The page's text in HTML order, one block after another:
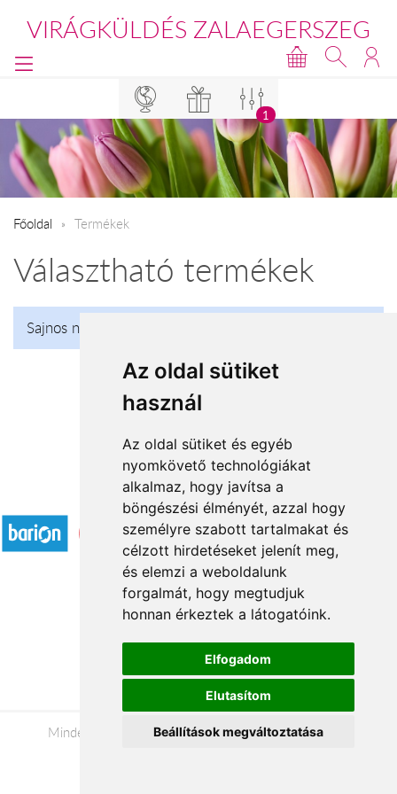
Az oldal sütiket
használ
Az oldal sütiket és egyéb
nyomkövető technológiákat
alkalmaz, hogy javítsa a
böngészési élményét, azzal hogy
személyre szabott tartalmakat és
célzott hirdetéseket jelenít meg,
és elemzi a weboldalunk
forgalmát, hogy megtudjuk
honnan érkeztek a látogatóink.
Elfogadom
Elutasítom
Beállítások megváltoztatása
VIRÁGKÜLDÉS ZALAEGERSZEG
1
Főoldal Termékek
Választható termékek
Sajnos nincs talalat!
Elfogadott fizetési módok
Impresszum
Adatkezelési tájékoztató
Minden jog fenntartva © 2026 |+36 20 488-8362